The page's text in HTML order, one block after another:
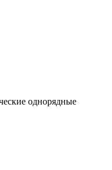
однорядные